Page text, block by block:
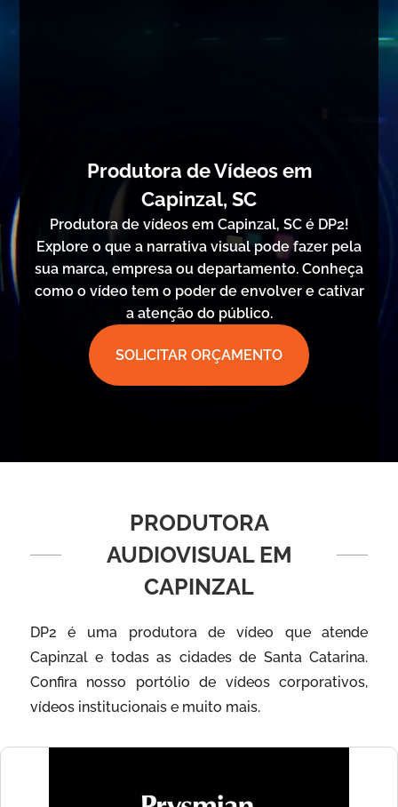
Produtora de Vídeos em
Capinzal, SC
Produtora de vídeos em Capinzal, SC é DP2!
Explore o que a narrativa visual pode fazer pela
sua marca, empresa ou departamento. Conheça
como o vídeo tem o poder de envolver e cativar
a atenção do público.
SOLICITAR ORÇAMENTO
PRODUTORA
AUDIOVISUAL EM
CAPINZAL
DP2 é uma produtora de vídeo que atende
Capinzal e todas as cidades de Santa Catarina.
Confira nosso portólio de vídeos corporativos,
vídeos institucionais e muito mais.